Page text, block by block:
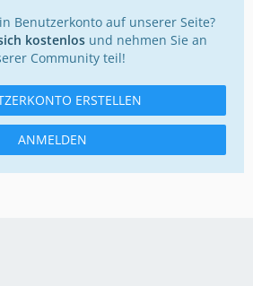
Benutzerkonto auf unserer Seite?
kostenlosund nehmen Sie an
Community teil!
ERSTELLEN
ANMELDEN